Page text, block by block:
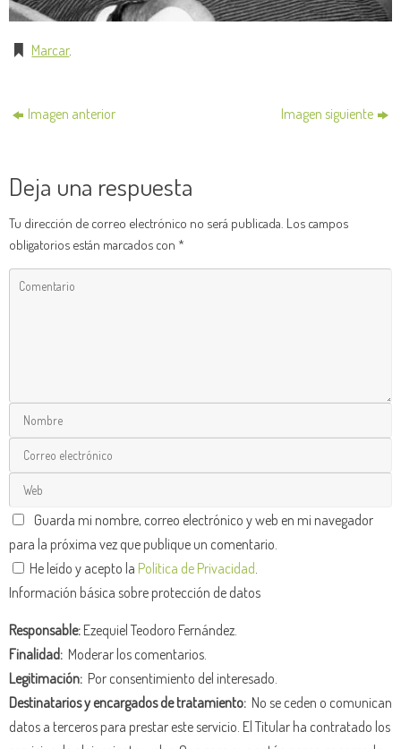
Marcar.
Imagen anterior Imagen siguiente
Deja una respuesta
Tu dirección de correo electrónico no será publicada. Los campos
obligatorios están marcados con *
Guarda mi nombre, correo electrónico y web en mi navegador
para la próxima vez que publique un comentario.
He leído y acepto la Política de Privacidad
Información básica sobre protección de datos
Responsable:Ezequiel Teodoro Fernández.
Finalidad: Moderar los comentarios.
Legitimación: Por consentimiento del interesado.
Destinatarios y encargados de tratamiento: No se ceden o comunican
datos a terceros para prestar este servicio. El Titular ha contratado los